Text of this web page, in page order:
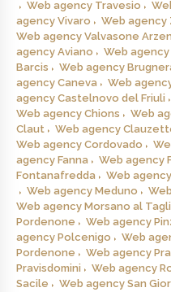
Web agency Travesio
agency Vivaro
Web agency
Web agency Valvasone
agency Aviano
Web
Barcis
Web agency
agency Caneva
Web
agency Castelnovo del Friuli
Web agency Chions
Web
Claut
Web agency
Web agency Cordovado
agency Fanna
Web agency
Fontanafredda
Web
Web agency Meduno
Web agency Morsano al
Pordenone
Web agency
agency Polcenigo
Web
Pordenone
Web agency
Pravisdomini
Web agency
Sacile
Web agency San